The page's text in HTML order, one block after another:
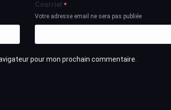
Courriel *
Votre adresse email ne sera pas publiée
pour mon prochain commentaire.